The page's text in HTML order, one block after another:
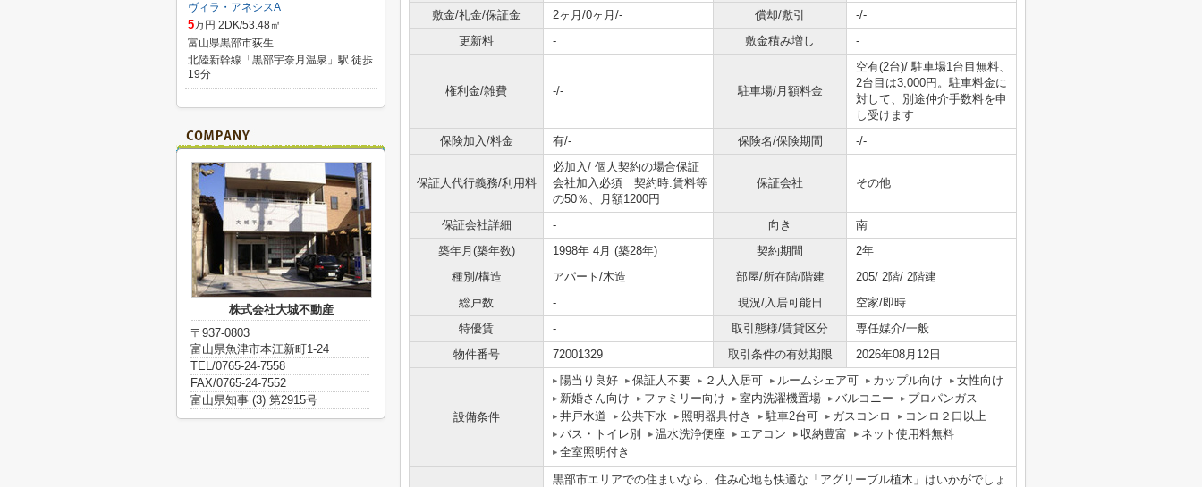
敷金/礼金/保証金
2ヶ月/0ヶ月/- 償却/敷引
-/-
更新料
- 敷金積み増し -
権利金/雑費 -/- 駐車場/月額料金
空有(2台)/ 駐車場1台目無料、
2台目は3,000円。駐車料金に
対して、別途仲介手数料を申
し受けます
保険加入/料金
有/- 保険名/保険期間 -/-
保証人代行義務/利用料
必加入/ 個人契約の場合保証
会社加入必須 契約時:賃料等
の50％、月額1200円
保証会社 その他
保証会社詳細 - 向き
南
築年月(築年数)
1998年 4月 (築28年) 契約期間
2年
種別/構造
アパート/木造 部屋/所在階/階建
205/ 2階/ 2階建
総戸数
- 現況/入居可能日
空家/即時
特優賃
- 取引態様/賃貸区分
専任媒介/一般
物件番号
72001329 取引条件の有効期限 2026年08月12日
設備条件
陽当り良好 保証人不要 ２人入居可 ルームシェア可 カップル向け
女性向け
新婚さん向け
ファミリー向け 室内洗濯機置場 バルコニー
プロパンガス
井戸水道
公共下水 照明器具付き 駐車2台可 ガスコンロ
コンロ２口以上
バス・トイレ別
温水洗浄便座 エアコン 収納豊富
ネット使用料無料
全室照明付き
黒部市エリアでの住まいなら、住み心地も快適な「アグリーブル植木」はいかがでしょ
ヴィラ・アネシスA
5万円 2DK/53.48㎡
富山県黒部市荻生
北陸新幹線「黒部宇奈月温泉」駅 徒歩
19分
株式会社大城不動産
〒937-0803
富山県魚津市本江新町1-24
TEL/0765-24-7558
FAX/0765-24-7552
富山県知事 (3) 第2915号